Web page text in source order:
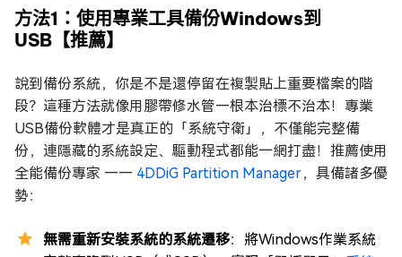
方法1：使用專業工具備份Windows到
USB【推薦】
說到備份系統，你是不是還停留在複製貼上重要檔案的階
段？這種方法就像用膠帶修水管—根本治標不治本！專業
USB備份軟體才是真正的「系統守衛」，不僅能完整備
份，連隱藏的系統設定、驅動程式都能一網打盡！推薦使用
全能備份專家 —— 4DDiG Partition Manager，具備諸多優
勢：
無需重新安裝系統的系統遷移：將Windows作業系統